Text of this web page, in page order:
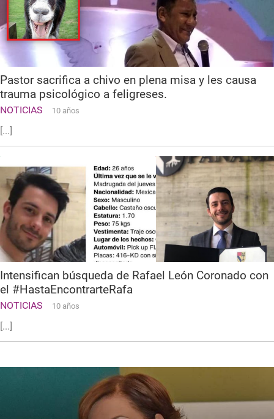
Pastor sacrifica a chivo en plena misa y les causa
trauma psicológico a feligreses.
NOTICIAS 10 años
[...]
Intensifican búsqueda de Rafael León Coronado con
el #HastaEncontrarteRafa
NOTICIAS 10 años
[...]